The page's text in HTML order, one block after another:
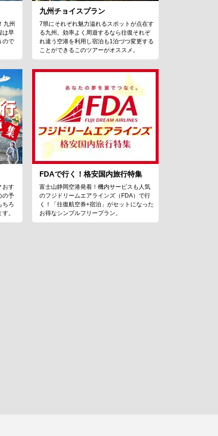
九州
は早
ので
九州チョイスプラン
7県にそれぞれ魅力溢れるスポットが点在す
る九州。効率よく周遊するなら往復それぞ
れ違う空港を利用し宿泊も1泊づつ変更する
ことができるこのツアーがオススメ。
おす
の予
ちろ
。
FDAで行く！格安国内旅行特集
富士山静岡空港発着！機内サービスも人気
のフジドリームエアラインズ（FDA）で行
く！「往復航空券+宿泊」がセットになった
お得なシンプルフリープラン。